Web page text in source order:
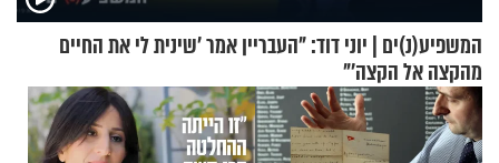
המשפיע(נ)ים | יוני דוד: "העבריין אמר 'שינית לי את החיים
מהקצה אל הקצה'"